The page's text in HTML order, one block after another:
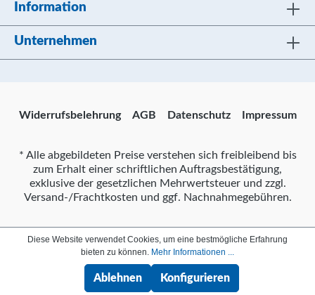
Information
Unternehmen
Widerrufsbelehrung AGB Datenschutz Impressum
* Alle abgebildeten Preise verstehen sich freibleibend bis
zum Erhalt einer schriftlichen Auftragsbestätigung,
exklusive der gesetzlichen Mehrwertsteuer und zzgl.
Versand-/Frachtkosten und ggf. Nachnahmegebühren.
Diese Website verwendet Cookies, um eine bestmögliche Erfahrung
bieten zu können. Mehr Informationen ...
Ablehnen Konfigurieren